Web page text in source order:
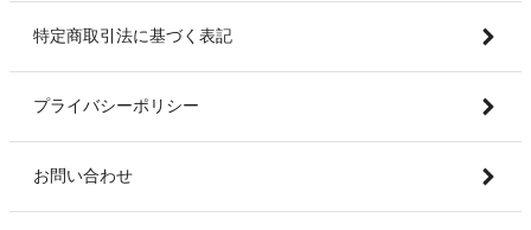
特定商取引法に基づく表記
プライバシーポリシー
お問い合わせ